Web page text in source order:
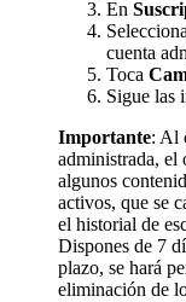
En
cuenta
Toca
Sigue las
Importante: Al
administrada, el
algunos
activos, que se
el historial de
Dispones de 7
plazo, se hará
eliminación de